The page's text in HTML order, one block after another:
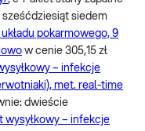
sześćdziesiąt siedem
pokarmowego, 9
w cenie 305,15 zł
– infekcje
met. real-time
dwieście
wysyłkowy – infekcje